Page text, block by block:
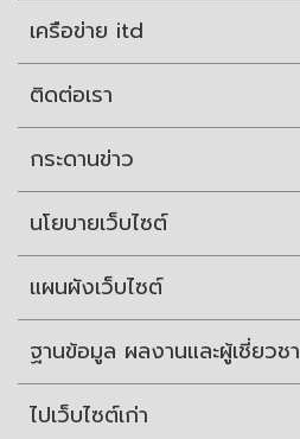
เครือข่าย itd
ติดต่อเรา
กระดานข่าว
นโยบายเว็บไซต์
แผนผังเว็บไซต์
ฐานข้อมูล ผลงานและผู้เชี่ยว
ไปเว็บไซต์เก่า